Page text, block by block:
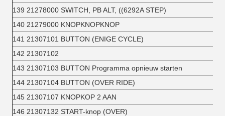
139 21278000 SWITCH, PB ALT, ((6292A STEP)
140 21279000 KNOPKNOPKNOP
141 21307101 BUTTON (ENIGE CYCLE)
142 21307102
143 21307103 BUTTON Programma opnieuw starten
144 21307104 BUTTON (OVER RIDE)
145 21307107 KNOPKOP 2 AAN
146 21307132 START-knop (OVER)